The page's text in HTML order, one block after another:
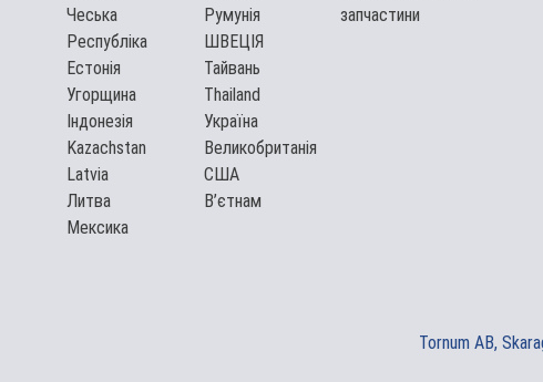
Чеська
Республіка
Естонія
Угорщина
Індонезія
Kazachstan
Latvia
Литва
Мексика
Румунія
ШВЕЦІЯ
Тайвань
Thailand
Україна
Великобританія
США
В’єтнам
запчастини
Tornum AB,